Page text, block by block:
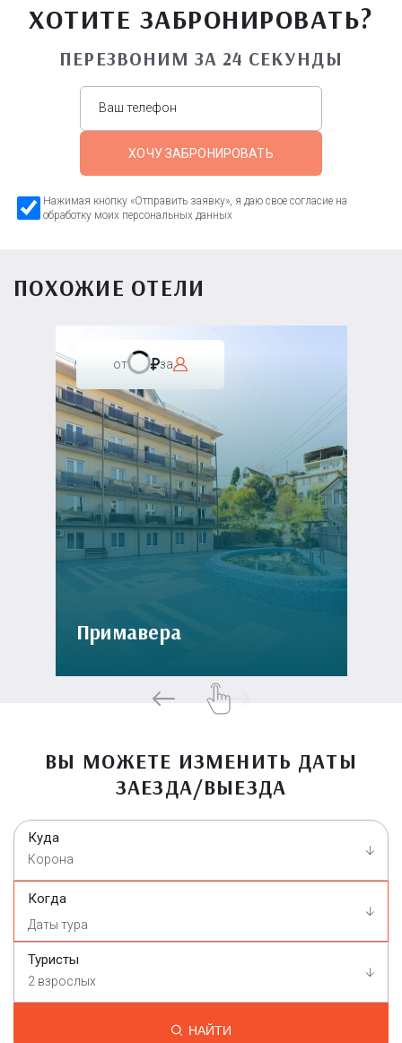
ХОТИТЕ ЗАБРОНИРОВАТЬ?
ПЕРЕЗВОНИМ ЗА 24 СЕКУНДЫ
ХОЧУ ЗАБРОНИРОВАТЬ
Нажимая кнопку «Отправить заявку», я даю свое согласие на
обработку моих персональных данных
ПОХОЖИЕ ОТЕЛИ
от за
Примавера
ВЫ МОЖЕТЕ ИЗМЕНИТЬ ДАТЫ
ЗАЕЗДА/ВЫЕЗДА
Куда
Корона
Когда
Туристы
2 взрослых
НАЙТИ